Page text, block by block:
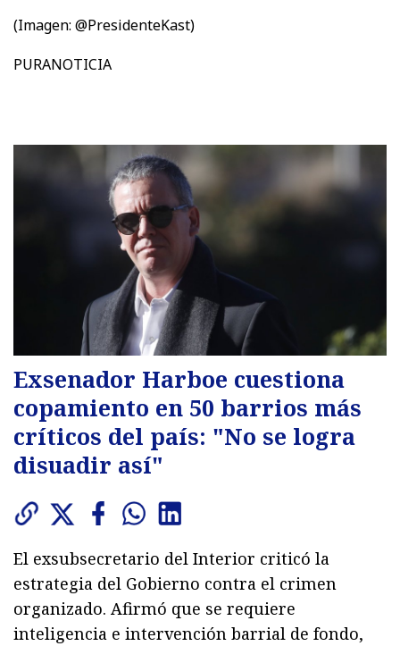
(Imagen: @PresidenteKast)
PURANOTICIA
Exsenador Harboe cuestiona
copamiento en 50 barrios más
críticos del país: "No se logra
disuadir así"
El exsubsecretario del Interior criticó la
estrategia del Gobierno contra el crimen
organizado. Afirmó que se requiere
inteligencia e intervención barrial de fondo,